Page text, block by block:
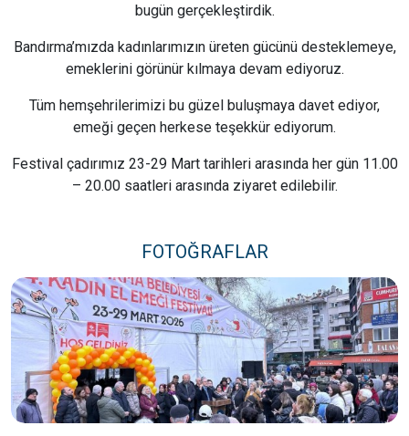
bugün gerçekleştirdik.
Bandırma’mızda kadınlarımızın üreten gücünü desteklemeye,
emeklerini görünür kılmaya devam ediyoruz.
Tüm hemşehrilerimizi bu güzel buluşmaya davet ediyor,
emeği geçen herkese teşekkür ediyorum.
Festival çadırımız 23-29 Mart tarihleri arasında her gün 11.00
– 20.00 saatleri arasında ziyaret edilebilir.
FOTOĞRAFLAR